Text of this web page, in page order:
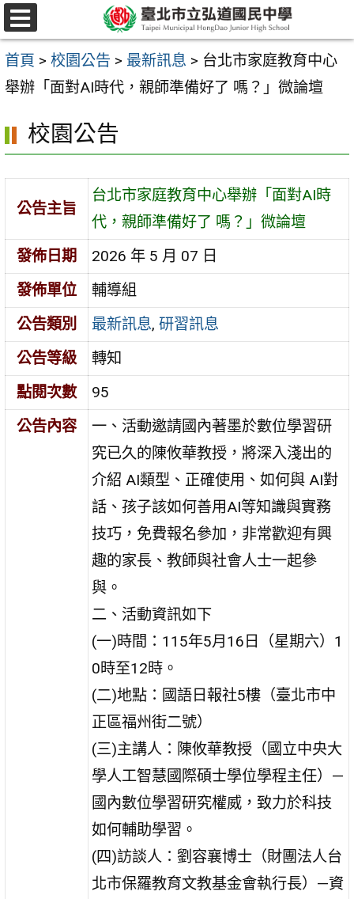
跳
至
主
要
容
區
選
單
首頁 > 校園公告 > 最新訊息 > 台北市家庭教育中心
舉辦「面對AI時代，親師準備好了 嗎？」微論壇
校園公告
公告主旨
台北市家庭教育中心舉辦「面對AI時
代，親師準備好了 嗎？」微論壇
發佈日期
2026 年 5 月 07 日
發佈單位
輔導組
公告類別
最新訊息,研習訊息
公告等級
轉知
點閱次數
95
公告內容
一、活動邀請國內著墨於數位學習研
究已久的陳攸華教授，將深入淺出的
介紹 AI類型、正確使用、如何與 AI對
話、孩子該如何善用AI等知識與實務
技巧，免費報名參加，非常歡迎有興
趣的家長、教師與社會人士一起參
與。
二、活動資訊如下
(一)時間：115年5月16日（星期六）1
0時至12時。
(二)地點：國語日報社5樓（臺北市中
正區福州街二號）
(三)主講人：陳攸華教授（國立中央大
學人工智慧國際碩士學位學程主任）—
國內數位學習研究權威，致力於科技
如何輔助學習。
(四)訪談人：劉容襄博士（財團法人台
北市保羅教育文教基金會執行長）—資